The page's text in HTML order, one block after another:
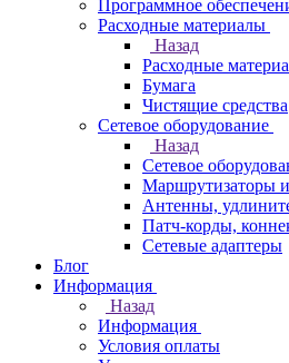
Программное
Расходные материалы
Назад
Расходные
Бумага
Чистящие средства
Сетевое оборудование
Назад
Сетевое
Маршрутизаторы
Антенны,
Патч-корды,
Сетевые адаптеры
Блог
Информация
Назад
Информация
Условия оплаты